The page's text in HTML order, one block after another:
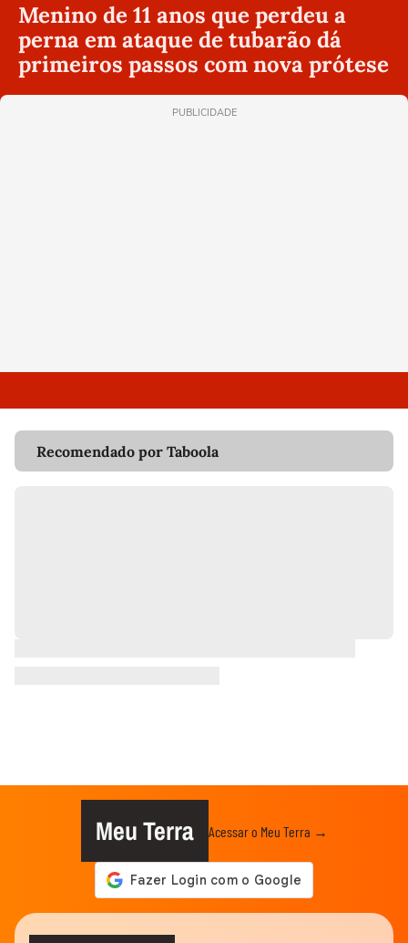
Menino de 11 anos que perdeu a
perna em ataque de tubarão dá
primeiros passos com nova prótese
PUBLICIDADE
Recomendado por Taboola
Meu Terra Acessar o Meu Terra →